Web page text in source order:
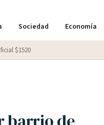
Sociedad Economía
$1520